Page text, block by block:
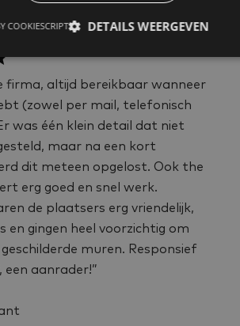
firma, altijd bereikbaar wanneer
(zowel per mail, telefonisch
was één klein detail dat niet
maar na een kort
dit meteen opgelost. Ook the
erg goed en snel werk.
de plaatsers erg vriendelijk,
en gingen heel voorzichtig om
muren. Responsief
aanrader!”
DETAILS WEERGEVEN
COOKIESCRIPT